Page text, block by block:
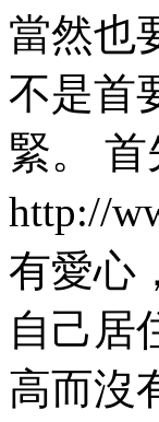
當然也
不是首
緊。
http://
有愛心
自己居
高而沒